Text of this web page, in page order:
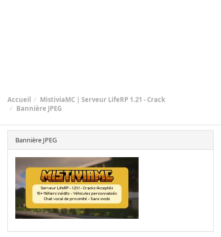
Accueil
MistiviaMC | Serveur LifeRP 1.21 - Crack
Bannière JPEG
Bannière JPEG